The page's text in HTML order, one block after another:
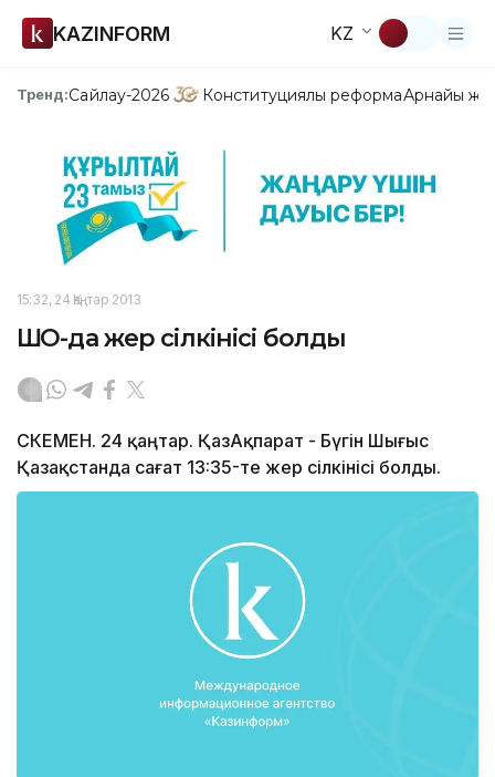
KAZINFORM KZ
Тренд:Сайлау-2026 Конституциялық реформаАрнайы
15:32, 24 Қаңтар 2013
ШҚО-да жер сілкінісі болды
ӨСКЕМЕН. 24 қаңтар. ҚазАқпарат - Бүгін Шығыс
Қазақстанда сағат 13:35-те жер сілкінісі болды.